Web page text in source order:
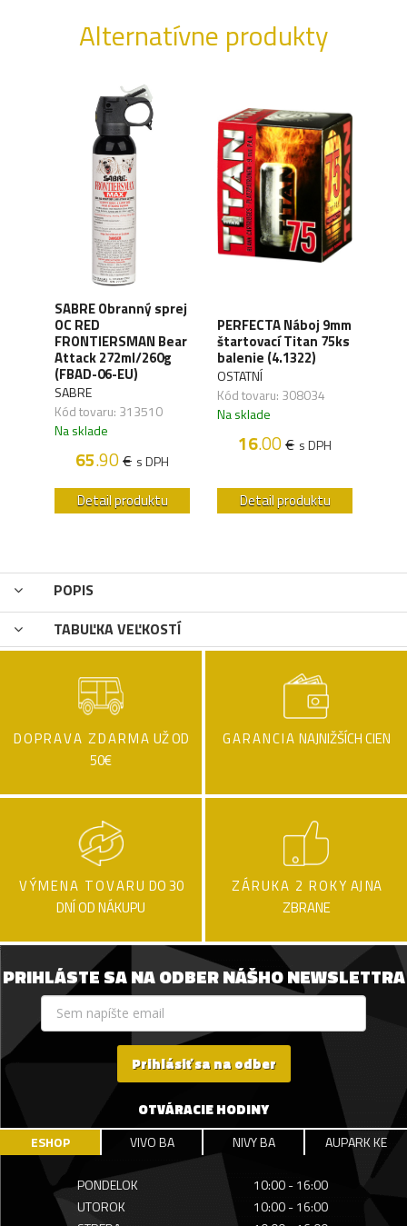
Alternatívne produkty
SABRE Obranný sprej
OC RED
FRONTIERSMAN Bear
Attack 272ml/260g
(FBAD-06-EU)
SABRE
Kód tovaru: 313510
Na sklade
65.90€ s DPH
Detail produktu
PERFECTA Náboj 9mm
štartovací Titan 75ks
balenie (4.1322)
OSTATNÍ
Kód tovaru: 308034
Na sklade
16.00€ s DPH
Detail produktu
POPIS
TABUĽKA VEĽKOSTÍ
DOPRAVA ZDARMA UŽ OD
50€
GARANCIA NAJNIŽŠÍCH CIEN
VÝMENA TOVARU DO 30
DNÍ OD NÁKUPU
ZÁRUKA 2 ROKY AJ NA
ZBRANE
PRIHLÁSTE SA NA ODBER NÁŠHO NEWSLETTRA
Prihlásiť sa na odber
OTVÁRACIE HODINY
ESHOP VIVO BA NIVY BA AUPARK KE
PONDELOK
10:00 - 16:00
UTOROK
10:00 - 16:00